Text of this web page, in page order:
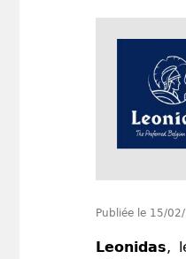
Publiée le 15/
Leonidas,